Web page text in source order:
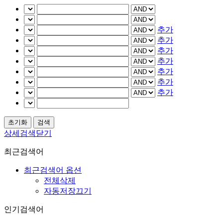
추가
추가
추가
추가
추가
추가
추가
상세검색닫기
최근검색어
최근검색어 옵션
전체삭제
자동저장끄기
인기검색어